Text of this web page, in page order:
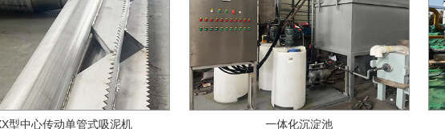
型中心传动单管式吸泥机 一体化沉淀池